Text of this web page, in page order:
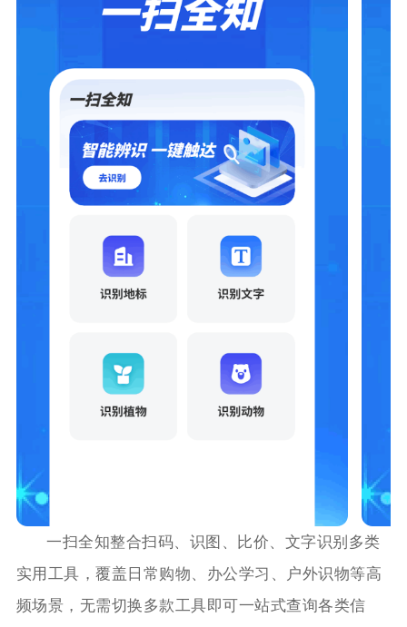
一扫全知整合扫码、识图、比价、文字识别多类
实用工具，覆盖日常购物、办公学习、户外识物等高
频场景，无需切换多款工具即可一站式查询各类信